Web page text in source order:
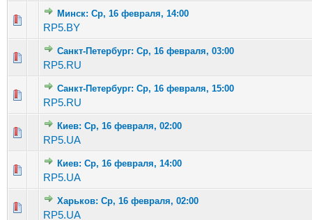
Минск: Ср, 16 февраля, 14:00
RP5.BY
Голосов: 3 - Средняя оценка: 2.67 из 5
12 345
Санкт-Петербург: Ср, 16 февраля, 03:00
RP5.RU
Голосов: 1 - Средняя оценка: 1 из 5
1234 5
Санкт-Петербург: Ср, 16 февраля, 15:00
RP5.RU
Голосов: 1 - Средняя оценка: 1 из 5
1234 5
Киев: Ср, 16 февраля, 02:00
RP5.UA
Голосов: 2 - Средняя оценка: 1.5 из 5
1 2345
Киев: Ср, 16 февраля, 14:00
RP5.UA
Голосов: 2 - Средняя оценка: 3 из 5
1 2345
Харьков: Ср, 16 февраля, 02:00
RP5.UA
Голосов: 2 - Средняя оценка: 2 из 5
12 34 5